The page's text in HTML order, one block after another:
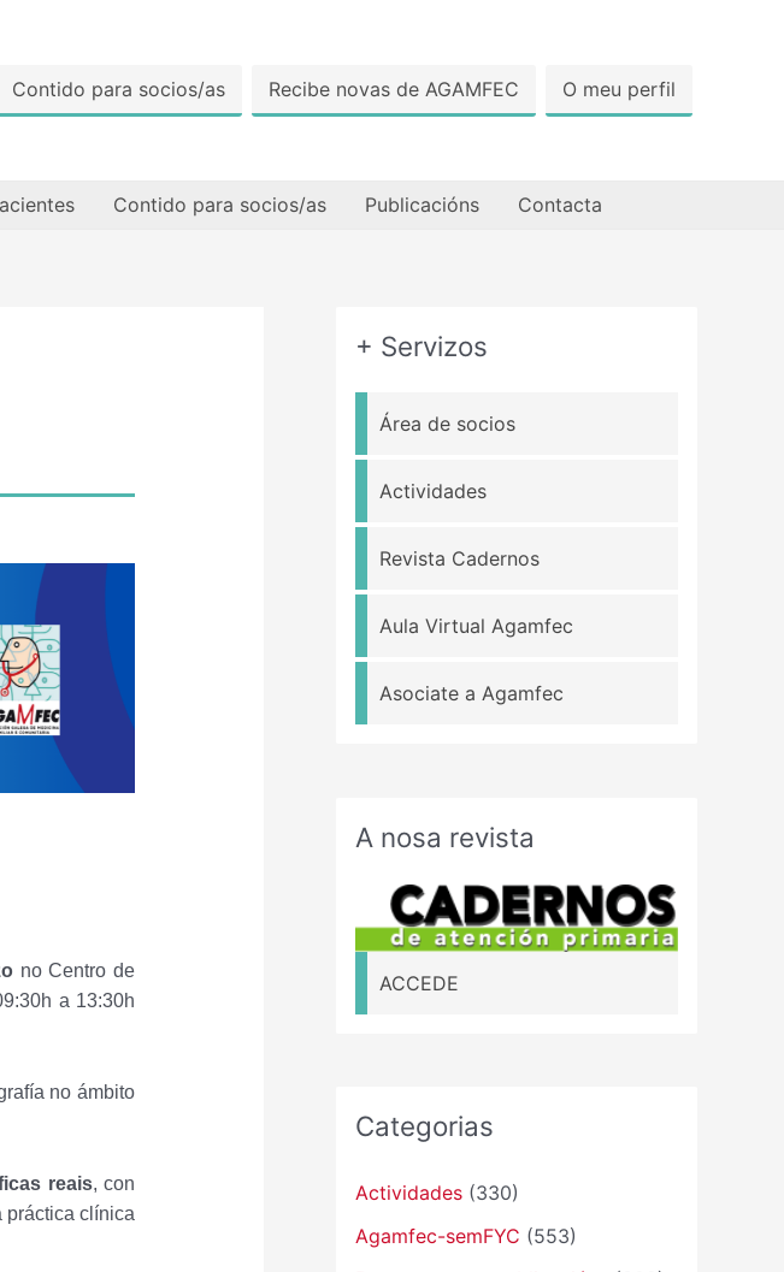
Contido para socios/as Recibe novas de AGAMFEC O meu perfil
Contido para socios/as Publicacións Contacta
no Centro de
a 13:30h
no ámbito
reais, con
práctica clínica
+ Servizos
Área de socios
Actividades
Revista Cadernos
Aula Virtual Agamfec
Asociate a Agamfec
A nosa revista
ACCEDE
Categorias
Actividades (330)
Agamfec-semFYC (553)